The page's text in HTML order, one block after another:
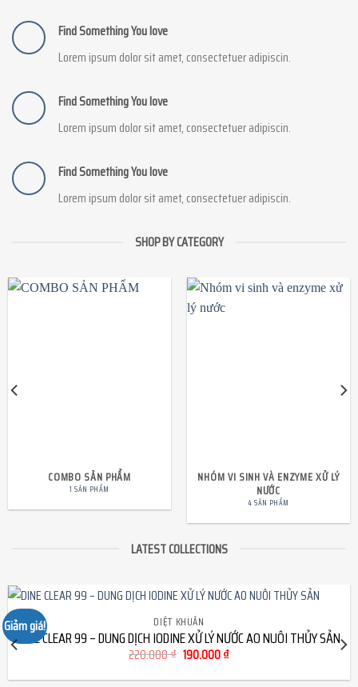
Find Something You love
Lorem ipsum dolor sit amet, consectetuer adipiscin.
Find Something You love
Lorem ipsum dolor sit amet, consectetuer adipiscin.
Find Something You love
Lorem ipsum dolor sit amet, consectetuer adipiscin.
SHOP BY CATEGORY
COMBO SẢN PHẨM
1 SẢN PHẨM
NHÓM VI SINH VÀ ENZYME XỬ LÝ
NƯỚC
4 SẢN PHẨM
LATEST COLLECTIONS
Giảm giá! DIỆT KHUẨN
DINE CLEAR 99 – DUNG DỊCH IODINE XỬ LÝ NƯỚC AO NUÔI THỦY SẢN
220.000₫ Giá
là:
190.000₫Giá
tại